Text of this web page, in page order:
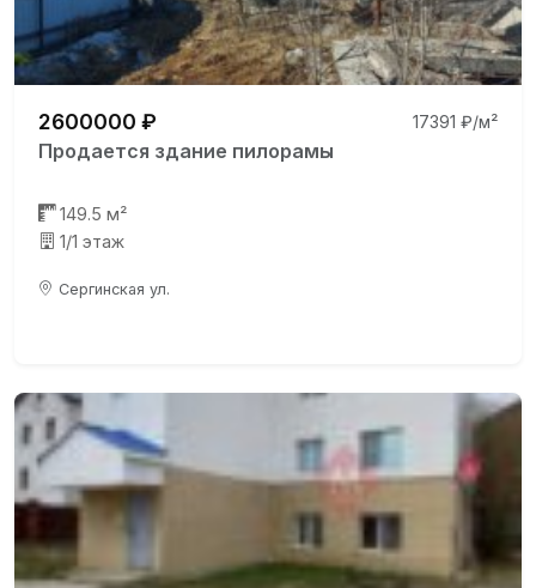
2600000 ₽ 17391 ₽/м²
Продается здание пилорамы
149.5 м²
1/1 этаж
Сергинская ул.